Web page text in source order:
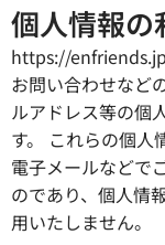
個人情報の
https://
お問い合わせなど
ルアドレス等の個
す。 これらの個人
電子メールなどで
のであり、個人情
用いたしません。